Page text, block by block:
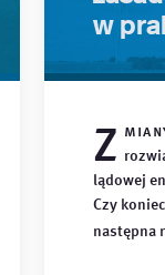
w
Z
lądowej
Czy
następna